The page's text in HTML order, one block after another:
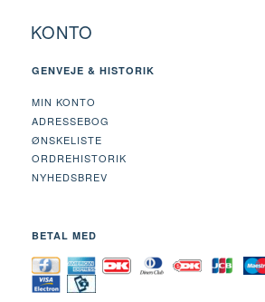
KONTO
GENVEJE & HISTORIK
MIN KONTO
ADRESSEBOG
ØNSKELISTE
ORDREHISTORIK
NYHEDSBREV
BETAL MED